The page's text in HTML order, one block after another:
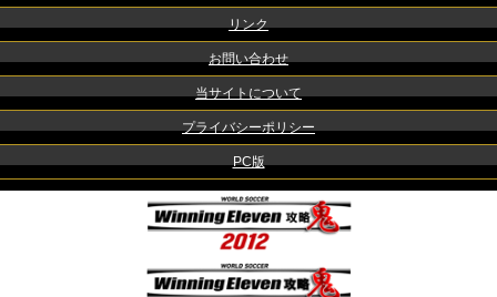
リンク
お問い合わせ
当サイトについて
プライバシーポリシー
PC版